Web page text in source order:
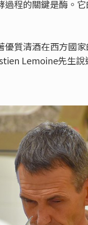
程的關鍵是酶。
質清酒在西方國
Lemoine先生說